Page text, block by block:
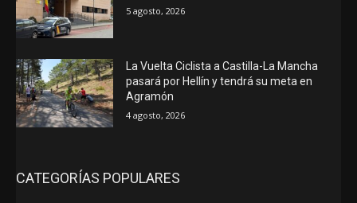
5 agosto, 2026
La Vuelta Ciclista a Castilla-La Mancha
pasará por Hellín y tendrá su meta en
Agramón
4 agosto, 2026
CATEGORÍAS POPULARES